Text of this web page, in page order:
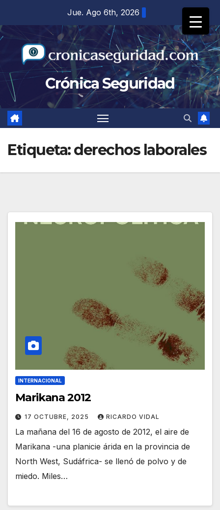
contenido
Jue. Ago 6th, 2026
Crónica Seguridad
Etiqueta:derechos laborales
INTERNACIONAL
Marikana 2012
17 OCTUBRE, 2025 RICARDO VIDAL
La mañana del 16 de agosto de 2012, el aire de
Marikana -una planicie árida en la provincia de
North West, Sudáfrica- se llenó de polvo y de
miedo. Miles…